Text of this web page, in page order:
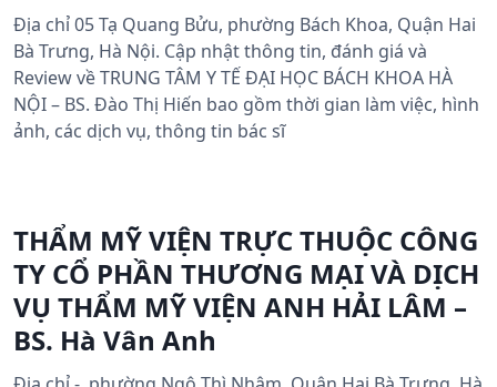
Địa chỉ 05 Tạ Quang Bửu, phường Bách Khoa, Quận Hai
Bà Trưng, Hà Nội. Cập nhật thông tin, đánh giá và
Review về TRUNG TÂM Y TẾ ĐẠI HỌC BÁCH KHOA HÀ
NỘI – BS. Đào Thị Hiến bao gồm thời gian làm việc, hình
ảnh, các dịch vụ, thông tin bác sĩ
THẨM MỸ VIỆN TRỰC THUỘC CÔNG
TY CỔ PHẦN THƯƠNG MẠI VÀ DỊCH
VỤ THẨM MỸ VIỆN ANH HẢI LÂM –
BS. Hà Vân Anh